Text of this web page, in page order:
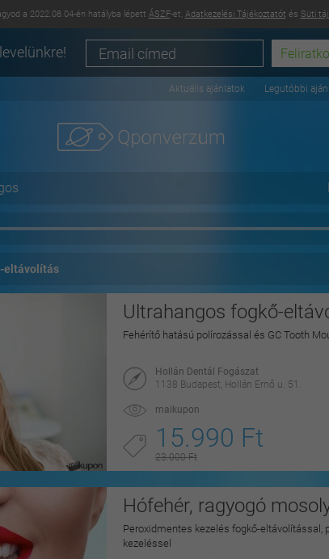
a 2022.08.04-én hatályba lépett ÁSZF-et, Adatkezelési Tájékoztatót és Süti
Aktuális ajánlatok Legutóbbi
eltávolítás
Ultrahangos fogkő-
Fehérítő hatású polírozással és GC Tooth
Hollán Dentál Fogászat
1138 Budapest, Hollán Ernő u. 51.
maikupon
15.990 Ft
23.000 Ft
Hófehér, ragyogó
Peroxidmentes kezelés fogkő-eltávolítással,
kezeléssel